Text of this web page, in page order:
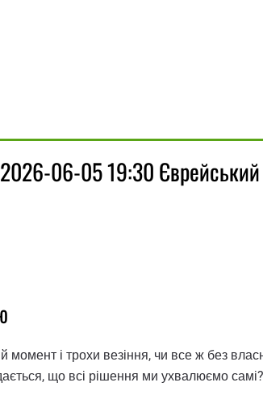
06-05 19:30
і трохи везіння, чи все ж без
що всі рішення ми ухвалюємо